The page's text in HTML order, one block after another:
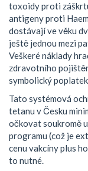
toxoidy proti
antigeny proti
dostávají ve věku
ještě jednou mezi
Veškeré náklady
zdravotního
symbolický
Tato systémová
tetanu v Česku
očkovat soukromě
programu (což je
cenu vakcíny plus
to nutné.